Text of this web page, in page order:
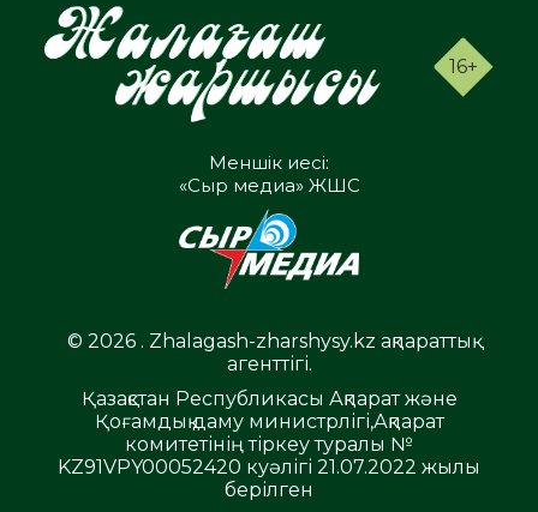
16+
Меншік иесі:
«Сыр медиа» ЖШС
© 2026 . Zhalagash-zharshysy.kz ақпараттық
агенттігі.
Қазақстан Республикасы Ақпарат және
Қоғамдық даму министрлігі,Ақпарат
комитетінің тіркеу туралы №
KZ91VPY00052420 куәлігі 21.07.2022 жылы
берілген